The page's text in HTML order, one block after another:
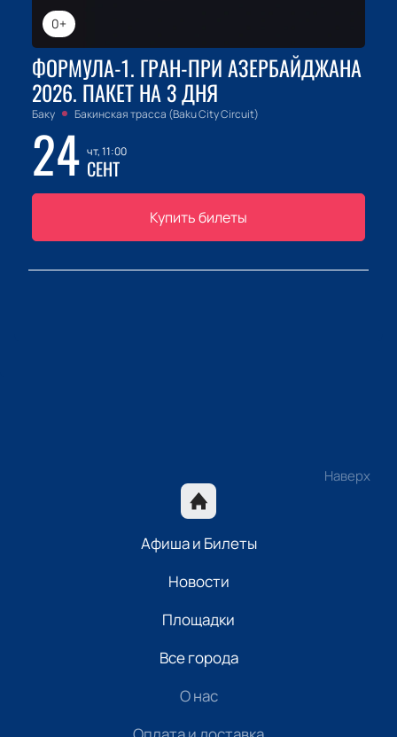
0+
ФОРМУЛА-1. ГРАН-ПРИ АЗЕРБАЙДЖАНА
2026. ПАКЕТ НА 3 ДНЯ
Баку Бакинская трасса (Baku City Circuit)
24 чт, 11:00
СЕНТ
Купить билеты
Наверх
Афиша и Билеты
Новости
Площадки
Все города
О нас